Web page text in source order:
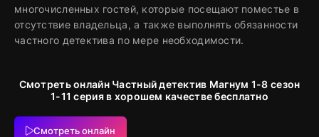
многочисленных гостей, которые посещают поместье в
отсутствие владельца, а также выполнять обязанности
частного детектива по мере необходимости.
Смотреть онлайн Частный детектив Магнум 1-8 сезон
1-11 серия в хорошем качестве бесплатно
Смотреть онлайн